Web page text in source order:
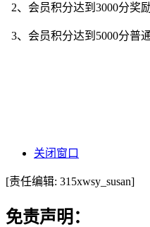
2、会员积分达到3000分奖
3、会员积分达到5000分普
关闭窗口
[责任编辑: 315xwsy_susan]
免责声明：